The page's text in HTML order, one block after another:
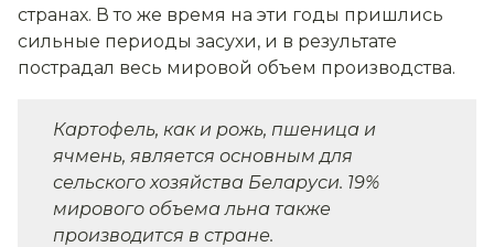
странах. В то же время на эти годы пришлись
сильные периоды засухи, и в результате
пострадал весь мировой объем производства.
Картофель, как и рожь, пшеница и
ячмень, является основным для
сельского хозяйства Беларуси. 19%
мирового объема льна также
производится в стране.